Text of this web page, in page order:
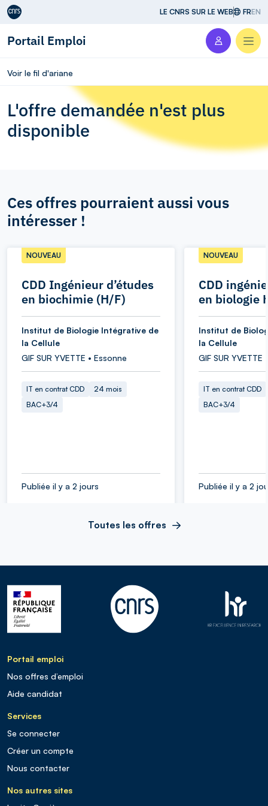
Aller au contenu LE CNRS SUR LE WEB FREN
Portail Emploi
Voir le fil d'ariane
L'offre demandée n'est plus
disponible
Ces offres pourraient aussi vous
intéresser !
CDD Ingénieur d’études
en biochimie (H/F)
NOUVEAU
Institut de Biologie Intégrative de
la Cellule
GIF SUR YVETTE • Essonne
IT en contrat CDD
24 mois
BAC+3/4
Publiée il y a 2 jours
CDD
en biologie
NOUVEAU
Institut de
la Cellule
GIF SUR YVETTE
IT en contrat CDD
BAC+3/4
Publiée il y a 2
Toutes les offres
Portail emploi
Nos offres d’emploi
Aide candidat
Services
Se connecter
Créer un compte
Nous contacter
Nos autres sites